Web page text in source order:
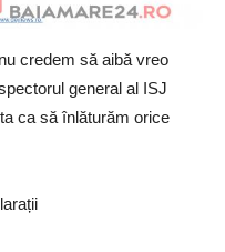
credem să aibă vreo
general al ISJ
ca să înlăturăm orice